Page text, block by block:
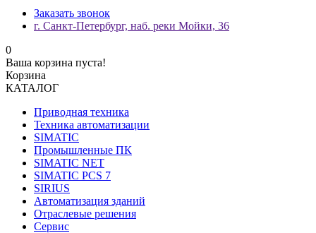
Заказать звонок
г. Санкт-Петербург, наб. реки Мойки, 36
0
Ваша корзина пуста!
Корзина
КАТАЛОГ
Приводная техника
Техника автоматизации
SIMATIC
Промышленные ПК
SIMATIC NET
SIMATIC PCS 7
SIRIUS
Автоматизация зданий
Отраслевые решения
Сервис